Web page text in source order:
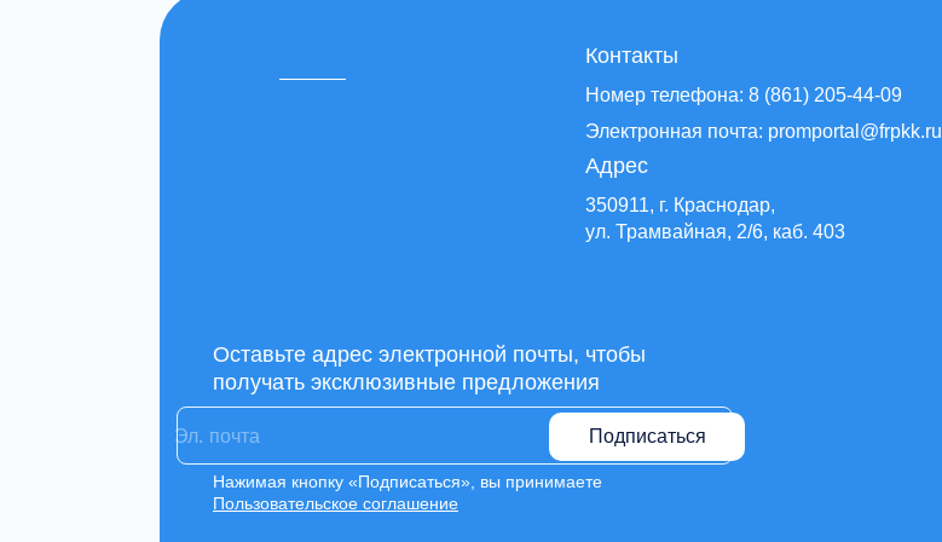
Контакты
Номер телефона: 8 (861) 205-44-09
Электронная почта: promportal@frpkk.ru
Адрес
350911, г. Краснодар,
ул. Трамвайная, 2/6, каб. 403
Оставьте адрес электронной почты, чтобы
получать эксклюзивные предложения
Подписаться
Нажимая кнопку «Подписаться», вы принимаете
Пользовательское соглашение